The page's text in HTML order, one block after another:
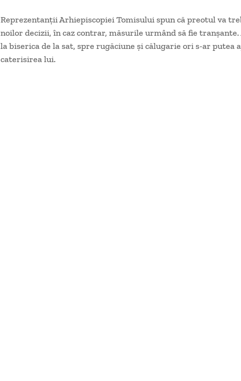
Reprezentanții Arhiepiscopiei Tomisului spun că preotul va
noilor decizii, în caz contrar, măsurile urmând să fie
la biserica de la sat, spre rugăciune și călugarie ori s-ar putea
caterisirea lui.